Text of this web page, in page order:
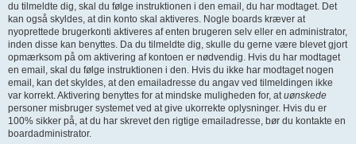
du tilmeldte dig, skal du følge instruktionen i den email, du har modtaget. Det
kan også skyldes, at din konto skal aktiveres. Nogle boards kræver at
nyoprettede brugerkonti aktiveres af enten brugeren selv eller en administrator,
inden disse kan benyttes. Da du tilmeldte dig, skulle du gerne være blevet gjort
opmærksom på om aktivering af kontoen er nødvendig. Hvis du har modtaget
en email, skal du følge instruktionen i den. Hvis du ikke har modtaget nogen
email, kan det skyldes, at den emailadresse du angav ved tilmeldingen ikke
var korrekt. Aktivering benyttes for at mindske muligheden for, atuønskede
personer misbruger systemet ved at give ukorrekte oplysninger. Hvis du er
100% sikker på, at du har skrevet den rigtige emailadresse, bør du kontakte en
boardadministrator.